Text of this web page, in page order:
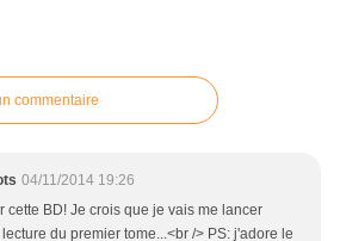
commentaire
04/11/2014 19:26
cette BD! Je crois que je vais me lancer
du premier tome...<br /> PS: j'adore le